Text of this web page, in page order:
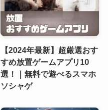
【2024年最新】超厳選おす
すめ放置ゲームアプリ10
選！｜無料で遊べるスマホ
ソシャゲ